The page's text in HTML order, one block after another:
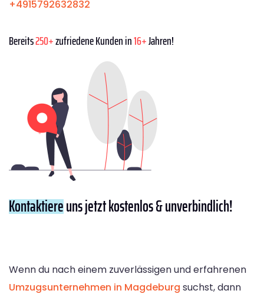
+4915792632832
Bereits250+zufriedene Kunden in16+Jahren!
Kontaktiereuns jetzt kostenlos & unverbindlich!
Wenn du nach einem zuverlässigen und erfahrenen
Umzugsunternehmen in Magdeburg suchst, dann